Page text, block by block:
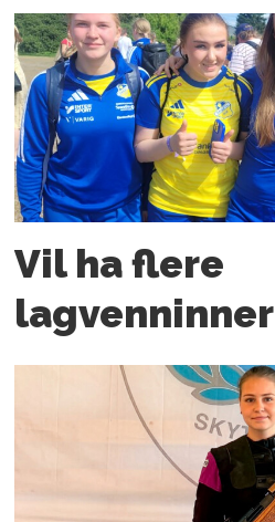
Vil ha flere
lagvenninner